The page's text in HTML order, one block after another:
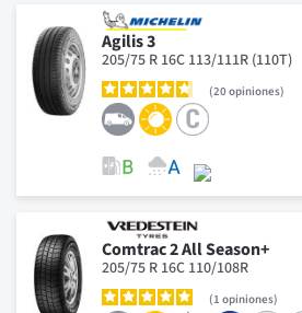
Agilis 3
205/75 R 16C 113/111R (110T)
20opiniones
Comtrac 2 All Season+
205/75 R 16C 110/108R
1 opiniones